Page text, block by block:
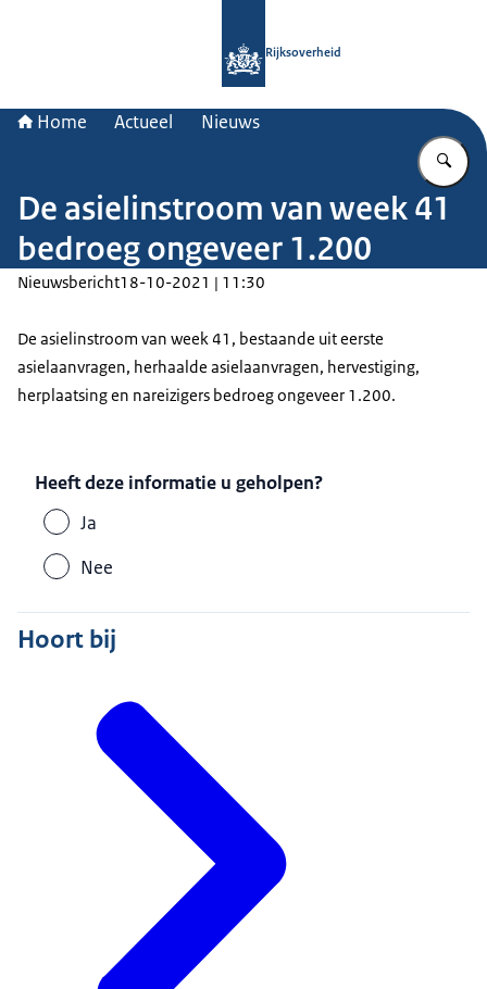
Rijksoverheid
Home Actueel Nieuws
De asielinstroom van week 41
bedroeg ongeveer 1.200
Nieuwsbericht18-10-2021 | 11:30
De asielinstroom van week 41, bestaande uit eerste
asielaanvragen, herhaalde asielaanvragen, hervestiging,
herplaatsing en nareizigers bedroeg ongeveer 1.200.
Heeft deze informatie u geholpen?
Ja
Nee
Hoort bij